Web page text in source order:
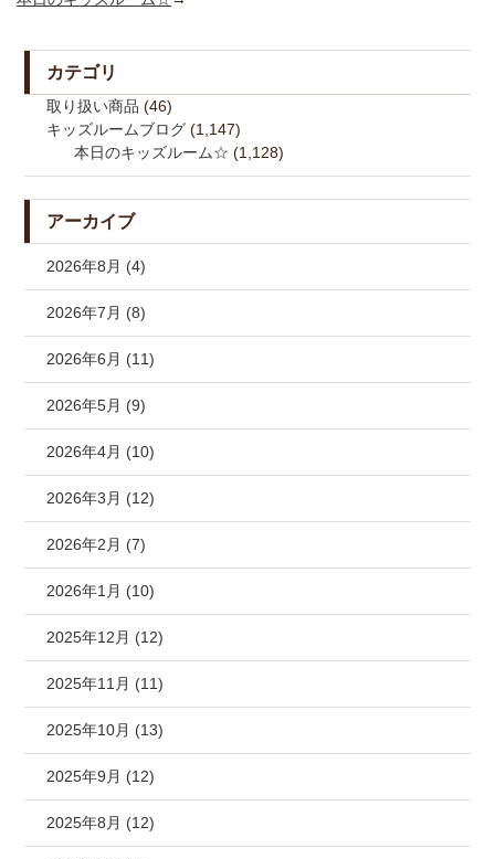
カテゴリ
取り扱い商品 (46)
キッズルームブログ (1,147)
本日のキッズルーム☆ (1,128)
アーカイブ
2026年8月 (4)
2026年7月 (8)
2026年6月 (11)
2026年5月 (9)
2026年4月 (10)
2026年3月 (12)
2026年2月 (7)
2026年1月 (10)
2025年12月 (12)
2025年11月 (11)
2025年10月 (13)
2025年9月 (12)
2025年8月 (12)